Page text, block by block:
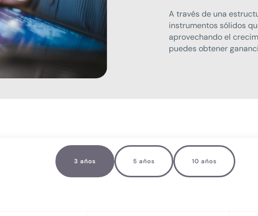
A través de una
instrumentos sólidos
aprovechando el
puedes obtener
3 años 5 años 10 años